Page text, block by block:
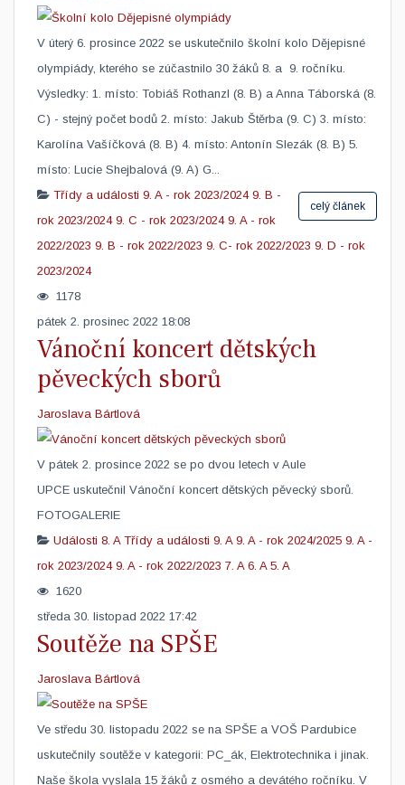
V úterý 6. prosince 2022 se uskutečnilo školní kolo Dějepisné
olympiády, kterého se zúčastnilo 30 žáků 8. a 9. ročníku.
Výsledky: 1. místo: Tobiáš Rothanzl (8. B) a Anna Táborská (8.
C) - stejný počet bodů 2. místo: Jakub Štěrba (9. C) 3. místo:
Karolína Vašíčková (8. B) 4. místo: Antonín Slezák (8. B) 5.
místo: Lucie Shejbalová (9. A) G...
celý článek
Třídy a události 9. A - rok 2023/2024 9. B -
rok 2023/2024 9. C - rok 2023/2024 9. A - rok
2022/2023 9. B - rok 2022/2023 9. C- rok 2022/2023 9. D - rok
2023/2024
1178
pátek 2. prosinec 2022 18:08
Vánoční koncert dětských
pěveckých sborů
Jaroslava Bártlová
V pátek 2. prosince 2022 se po dvou letech v Aule
UPCE uskutečnil Vánoční koncert dětských pěvecký sborů.
FOTOGALERIE
Události 8. A Třídy a události 9. A 9. A - rok 2024/2025 9. A -
rok 2023/2024 9. A - rok 2022/2023 7. A 6. A 5. A
1620
středa 30. listopad 2022 17:42
Soutěže na SPŠE
Jaroslava Bártlová
Ve středu 30. listopadu 2022 se na SPŠE a VOŠ Pardubice
uskutečnily soutěže v kategorii: PC_ák, Elektrotechnika i jinak.
Naše škola vyslala 15 žáků z osmého a devátého ročníku. V